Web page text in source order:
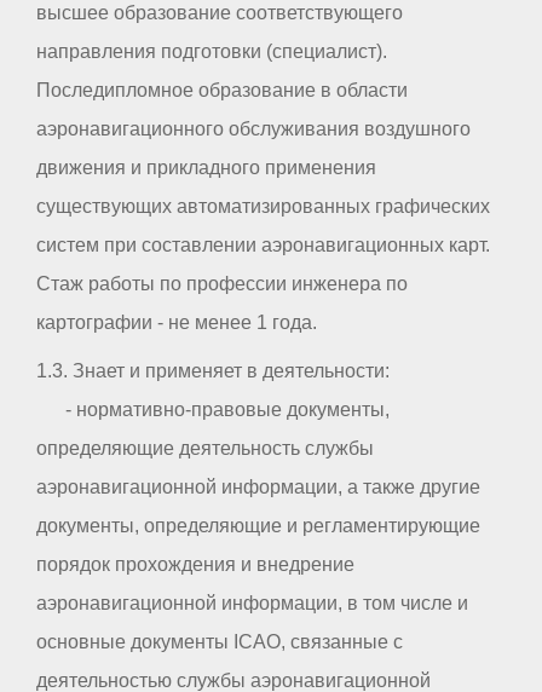
высшее образование соответствующего
направления подготовки (специалист).
Последипломное образование в области
аэронавигационного обслуживания воздушного
движения и прикладного применения
существующих автоматизированных графических
систем при составлении аэронавигационных карт.
Стаж работы по профессии инженера по
картографии - не менее 1 года.
1.3. Знает и применяет в деятельности:
- нормативно-правовые документы,
определяющие деятельность службы
аэронавигационной информации, а также другие
документы, определяющие и регламентирующие
порядок прохождения и внедрение
аэронавигационной информации, в том числе и
основные документы ICAO, связанные с
деятельностью службы аэронавигационной